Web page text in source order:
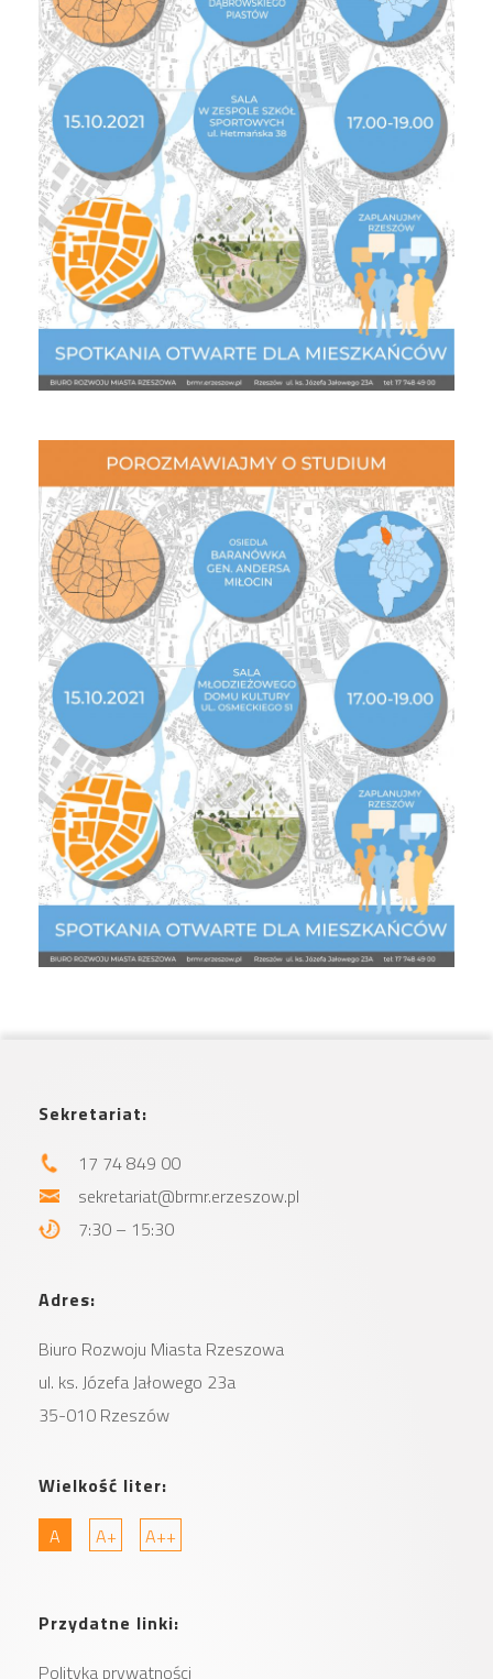
Sekretariat:
17 74 849 00
sekretariat@brmr.erzeszow.pl
7:30 – 15:30
Adres:
Biuro Rozwoju Miasta Rzeszowa
ul. ks. Józefa Jałowego 23a
35-010 Rzeszów
Wielkość liter:
A
A+ A++
Przydatne linki:
Polityka prywatności